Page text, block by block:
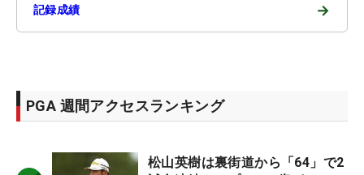
記録成績 →
PGA 週間アクセスランキング
松山英樹は裏街道から「64」で2